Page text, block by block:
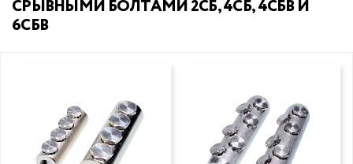
СРЫВНЫМИ БОЛТАМИ 2СБ, 4СБ, 4СБВ И
6СБВ